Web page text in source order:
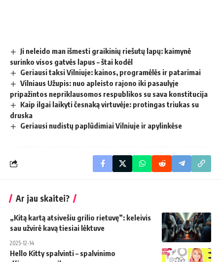
Ji neleido man išmesti graikinių riešutų lapų: kaimynė
surinko visos gatvės lapus – štai kodėl
Geriausi taksi Vilniuje: kainos, programėlės ir patarimai
Vilniaus Užupis: nuo apleisto rajono iki pasaulyje
pripažintos nepriklausomos respublikos su sava konstitucija
Kaip ilgai laikyti česnaką virtuvėje: protingas triukas su
druska
Geriausi nudistų paplūdimiai Vilniuje ir apylinkėse
Ar jau skaitei?
„Kitą kartą atsivešiu grilio rietuvę”: keleivis
sau užvirė kavą tiesiai lėktuve
2025-12-14
Hello Kitty spalvinti – spalvinimo